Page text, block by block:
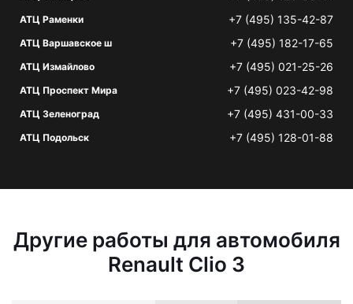
АТЦ Раменки +7 (495) 135-42-87
АТЦ Варшавское ш +7 (495) 182-17-65
АТЦ Измайлово +7 (495) 021-25-26
АТЦ Проспект Мира +7 (495) 023-42-98
АТЦ Зеленоград +7 (495) 431-00-33
АТЦ Подольск +7 (495) 128-01-88
Другие работы для автомобиля
Renault Clio 3